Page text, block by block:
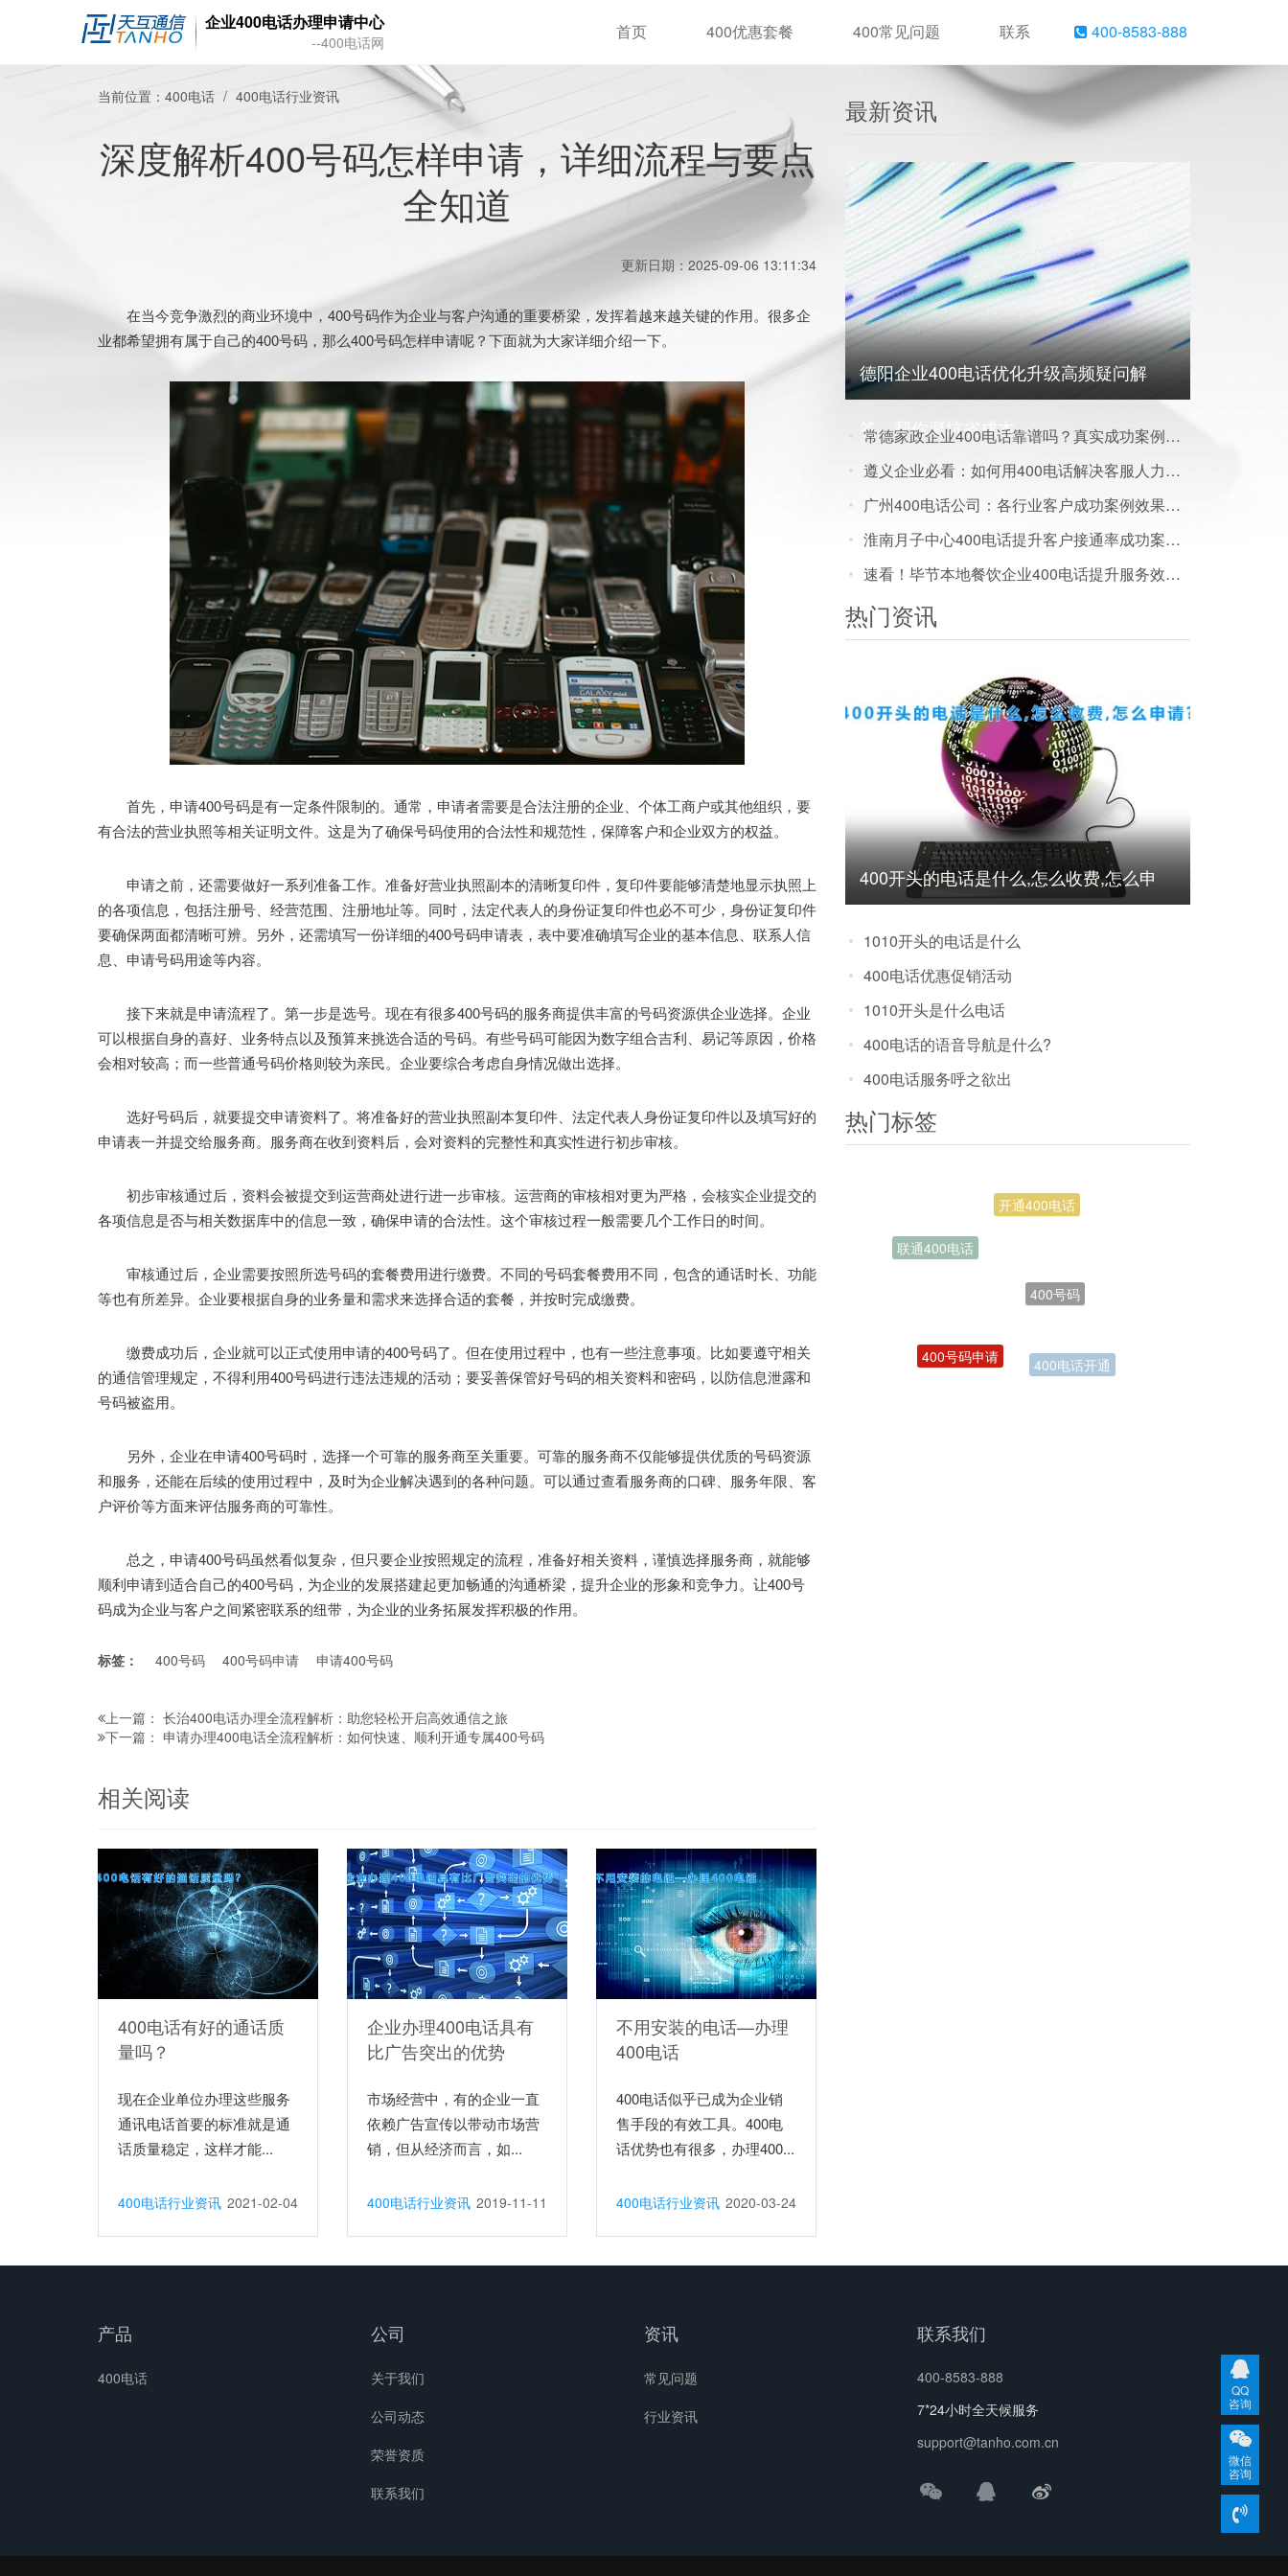
企业400电话办理申请中心
--400电话网 首页 400优惠套餐 400常见问题 联系 400-8583-888
当前位置： 400电话 400电话行业资讯
深度解析400号码怎样申请，详细流程与要点
全知道
更新日期：2025-09-06 13:11:34
在当今竞争激烈的商业环境中，400号码作为企业与客户沟通的重要桥梁，发挥着越来越关键的作用。很多企
业都希望拥有属于自己的400号码，那么400号码怎样申请呢？下面就为大家详细介绍一下。
首先，申请400号码是有一定条件限制的。通常，申请者需要是合法注册的企业、个体工商户或其他组织，要
有合法的营业执照等相关证明文件。这是为了确保号码使用的合法性和规范性，保障客户和企业双方的权益。
申请之前，还需要做好一系列准备工作。准备好营业执照副本的清晰复印件，复印件要能够清楚地显示执照上
的各项信息，包括注册号、经营范围、注册地址等。同时，法定代表人的身份证复印件也必不可少，身份证复印件
要确保两面都清晰可辨。另外，还需填写一份详细的400号码申请表，表中要准确填写企业的基本信息、联系人信
息、申请号码用途等内容。
接下来就是申请流程了。第一步是选号。现在有很多400号码的服务商提供丰富的号码资源供企业选择。企业
可以根据自身的喜好、业务特点以及预算来挑选合适的号码。有些号码可能因为数字组合吉利、易记等原因，价格
会相对较高；而一些普通号码价格则较为亲民。企业要综合考虑自身情况做出选择。
选好号码后，就要提交申请资料了。将准备好的营业执照副本复印件、法定代表人身份证复印件以及填写好的
申请表一并提交给服务商。服务商在收到资料后，会对资料的完整性和真实性进行初步审核。
初步审核通过后，资料会被提交到运营商处进行进一步审核。运营商的审核相对更为严格，会核实企业提交的
各项信息是否与相关数据库中的信息一致，确保申请的合法性。这个审核过程一般需要几个工作日的时间。
审核通过后，企业需要按照所选号码的套餐费用进行缴费。不同的号码套餐费用不同，包含的通话时长、功能
等也有所差异。企业要根据自身的业务量和需求来选择合适的套餐，并按时完成缴费。
缴费成功后，企业就可以正式使用申请的400号码了。但在使用过程中，也有一些注意事项。比如要遵守相关
的通信管理规定，不得利用400号码进行违法违规的活动；要妥善保管好号码的相关资料和密码，以防信息泄露和
号码被盗用。
另外，企业在申请400号码时，选择一个可靠的服务商至关重要。可靠的服务商不仅能够提供优质的号码资源
和服务，还能在后续的使用过程中，及时为企业解决遇到的各种问题。可以通过查看服务商的口碑、服务年限、客
户评价等方面来评估服务商的可靠性。
总之，申请400号码虽然看似复杂，但只要企业按照规定的流程，准备好相关资料，谨慎选择服务商，就能够
顺利申请到适合自己的400号码，为企业的发展搭建起更加畅通的沟通桥梁，提升企业的形象和竞争力。让400号
码成为企业与客户之间紧密联系的纽带，为企业的业务拓展发挥积极的作用。
标签： 400号码 400号码申请 申请400号码
上一篇： 长治400电话办理全流程解析：助您轻松开启高效通信之旅
下一篇： 申请办理400电话全流程解析：如何快速、顺利开通专属400号码
相关阅读
400电话有好的通话质
量吗？
现在企业单位办理这些服务
通讯电话首要的标准就是通
话质量稳定，这样才能...
400电话行业资讯 2021-02-04
企业办理400电话具有
比广告突出的优势
市场经营中，有的企业一直
依赖广告宣传以带动市场营
销，但从经济而言，如...
400电话行业资讯 2019-11-11
不用安装的电话—办理
400电话
400电话似乎已成为企业销
售手段的有效工具。400电
话优势也有很多，办理400...
400电话行业资讯 2020-03-24
最新资讯
德阳企业400电话优化升级高频疑问解
答，帮你避坑省成本
常德家政企业400电话靠谱吗？真实成功案例及效果数据汇总
遵义企业必看：如何用400电话解决客服人力成本高问题
广州400电话公司：各行业客户成功案例效果展示
淮南月子中心400电话提升客户接通率成功案例干货分享
速看！毕节本地餐饮企业400电话提升服务效率成功案例
热门资讯
400开头的电话是什么,怎么收费,怎么申
请?
1010开头的电话是什么
400电话优惠促销活动
1010开头是什么电话
400电话的语音导航是什么?
400电话服务呼之欲出
热门标签
400电话开通
产品
400电话
公司
关于我们
公司动态
荣誉资质
联系我们
资讯
常见问题
行业资讯
联系我们
400-8583-888
7*24小时全天候服务
support@tanho.com.cn
QQ
咨询
微信
咨询